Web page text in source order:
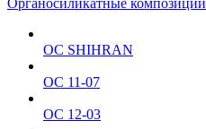
Органосиликатные композиции
ОС SHIHRAN
ОС 11-07
ОС 12-03